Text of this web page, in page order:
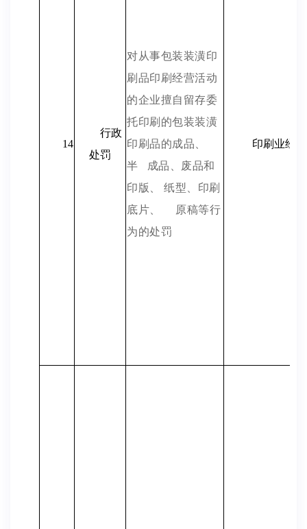
14
行政
处罚
对从事包装装潢印
刷品印刷经营活动
的企业擅自留存委
托印刷的包装装潢
印刷品的成品、
半
成品、废品和
印版
、 纸型、印刷
底片、
原稿等行
为的处罚
印刷业经